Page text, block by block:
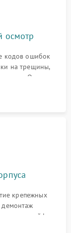
осмотр
кодов ошибок
на трещины,
Опрос
посуду,
крепежных
демонтаж
шлейфов
катушкам